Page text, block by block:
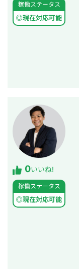
稼働ステータス
◎現在対応可能
0いいね!
稼働ステータス
◎現在対応可能